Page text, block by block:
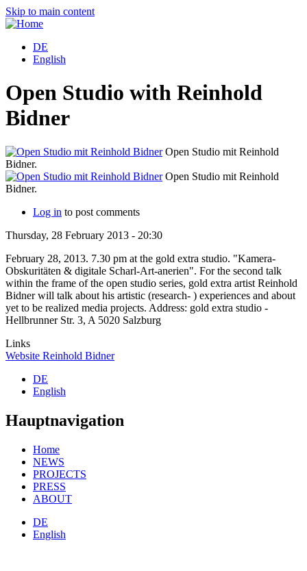
Skip to main content
DE
English
Open Studio with Reinhold
Bidner
Open Studio mit Reinhold
Bidner.
Open Studio mit Reinhold
Bidner.
Log in to post comments
Thursday, 28 February 2013 - 20:30
February 28, 2013. 7.30 pm at the gold extra studio. "Kamera-
Obskuritäten & digitale Scharl-Art-anerien". For the second talk
within the frame of the open studio series, gold extra artist Reinhold
Bidner will talk about his artistic (research- ) experiences and about
yet to be realized media projects. Address: gold extra studio -
Hellbrunner Str. 3, A 5020 Salzburg
Links
Website Reinhold Bidner
DE
English
Hauptnavigation
Home
NEWS
PROJECTS
PRESS
ABOUT
DE
English